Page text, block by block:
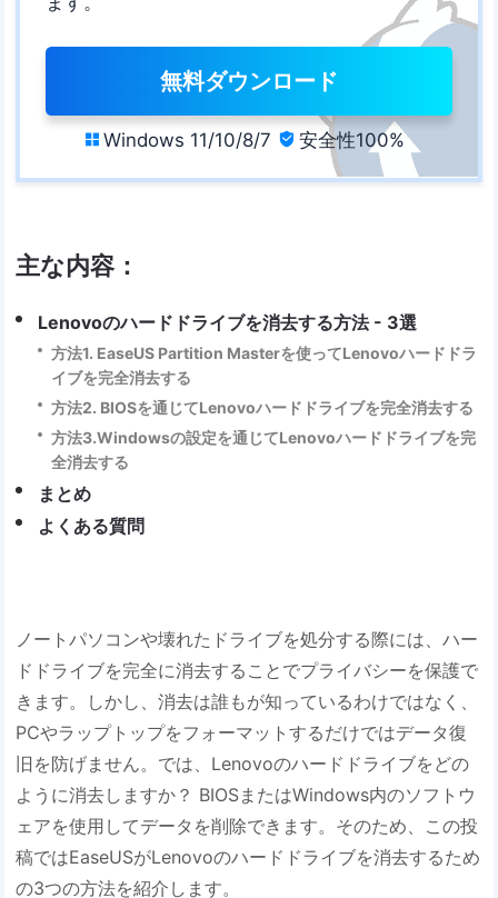
無料ダウンロード
 Windows 11/10/8/7  安全性100%
主な内容：
Lenovoのハードドライブを消去する方法 - 3選
方法1. EaseUS Partition Masterを使ってLenovoハードドラ
イブを完全消去する
方法2. BIOSを通じてLenovoハードドライブを完全消去する
方法3.Windowsの設定を通じてLenovoハードドライブを完
全消去する
まとめ
よくある質問
ノートパソコンや壊れたドライブを処分する際には、ハー
ドドライブを完全に消去することでプライバシーを保護で
きます。しかし、消去は誰もが知っているわけではなく、
PCやラップトップをフォーマットするだけではデータ復
旧を防げません。では、Lenovoのハードドライブをどの
ように消去しますか？ BIOSまたはWindows内のソフトウ
ェアを使用してデータを削除できます。そのため、この投
稿ではEaseUSがLenovoのハードドライブを消去するため
の3つの方法を紹介します。